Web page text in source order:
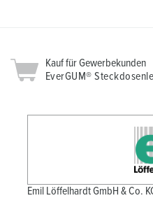
Kauf für Gewerbekunden
EverGUM®
Emil Löffelhardt GmbH & Co.